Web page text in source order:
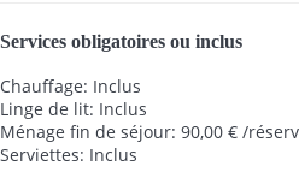
Services obligatoires ou inclus
Chauffage: Inclus
Linge de lit: Inclus
Ménage fin de séjour: 90,00 € /
Serviettes: Inclus